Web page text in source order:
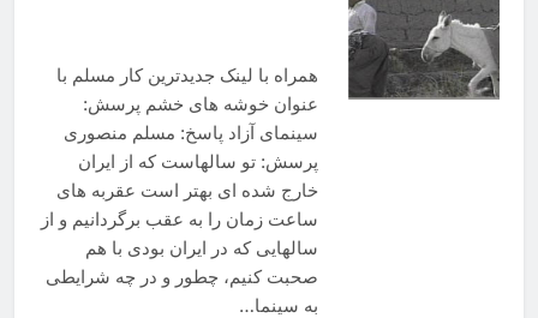
همراه با لینک جدیدترین کار مسلم با
عنوان خوشه های خشم پرسش:
سینمای آزاد پاسخ: مسلم منصوری
پرسش: تو سالهاست که از ایران
خارج شده ای بهتر است عقربه های
ساعت زمان را به عقب برگردانیم و از
سالهایی که در ایران بودی با هم
صحبت کنیم، چطور و در چه شرایطی
به سینما…